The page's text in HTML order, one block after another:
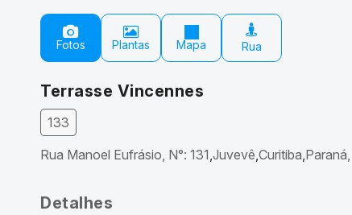
Fotos Plantas Mapa
Terrasse Vincennes
133
Rua Manoel Eufrásio N°: 131 Juvevê Curitiba
Detalhes